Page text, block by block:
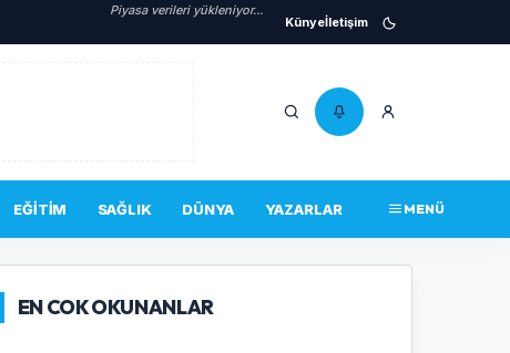
Piyasa verileri yükleniyor...
Künyeİletişim
EĞITIM SAĞLIK DÜNYA YAZARLAR MENÜ
EN COK OKUNANLAR